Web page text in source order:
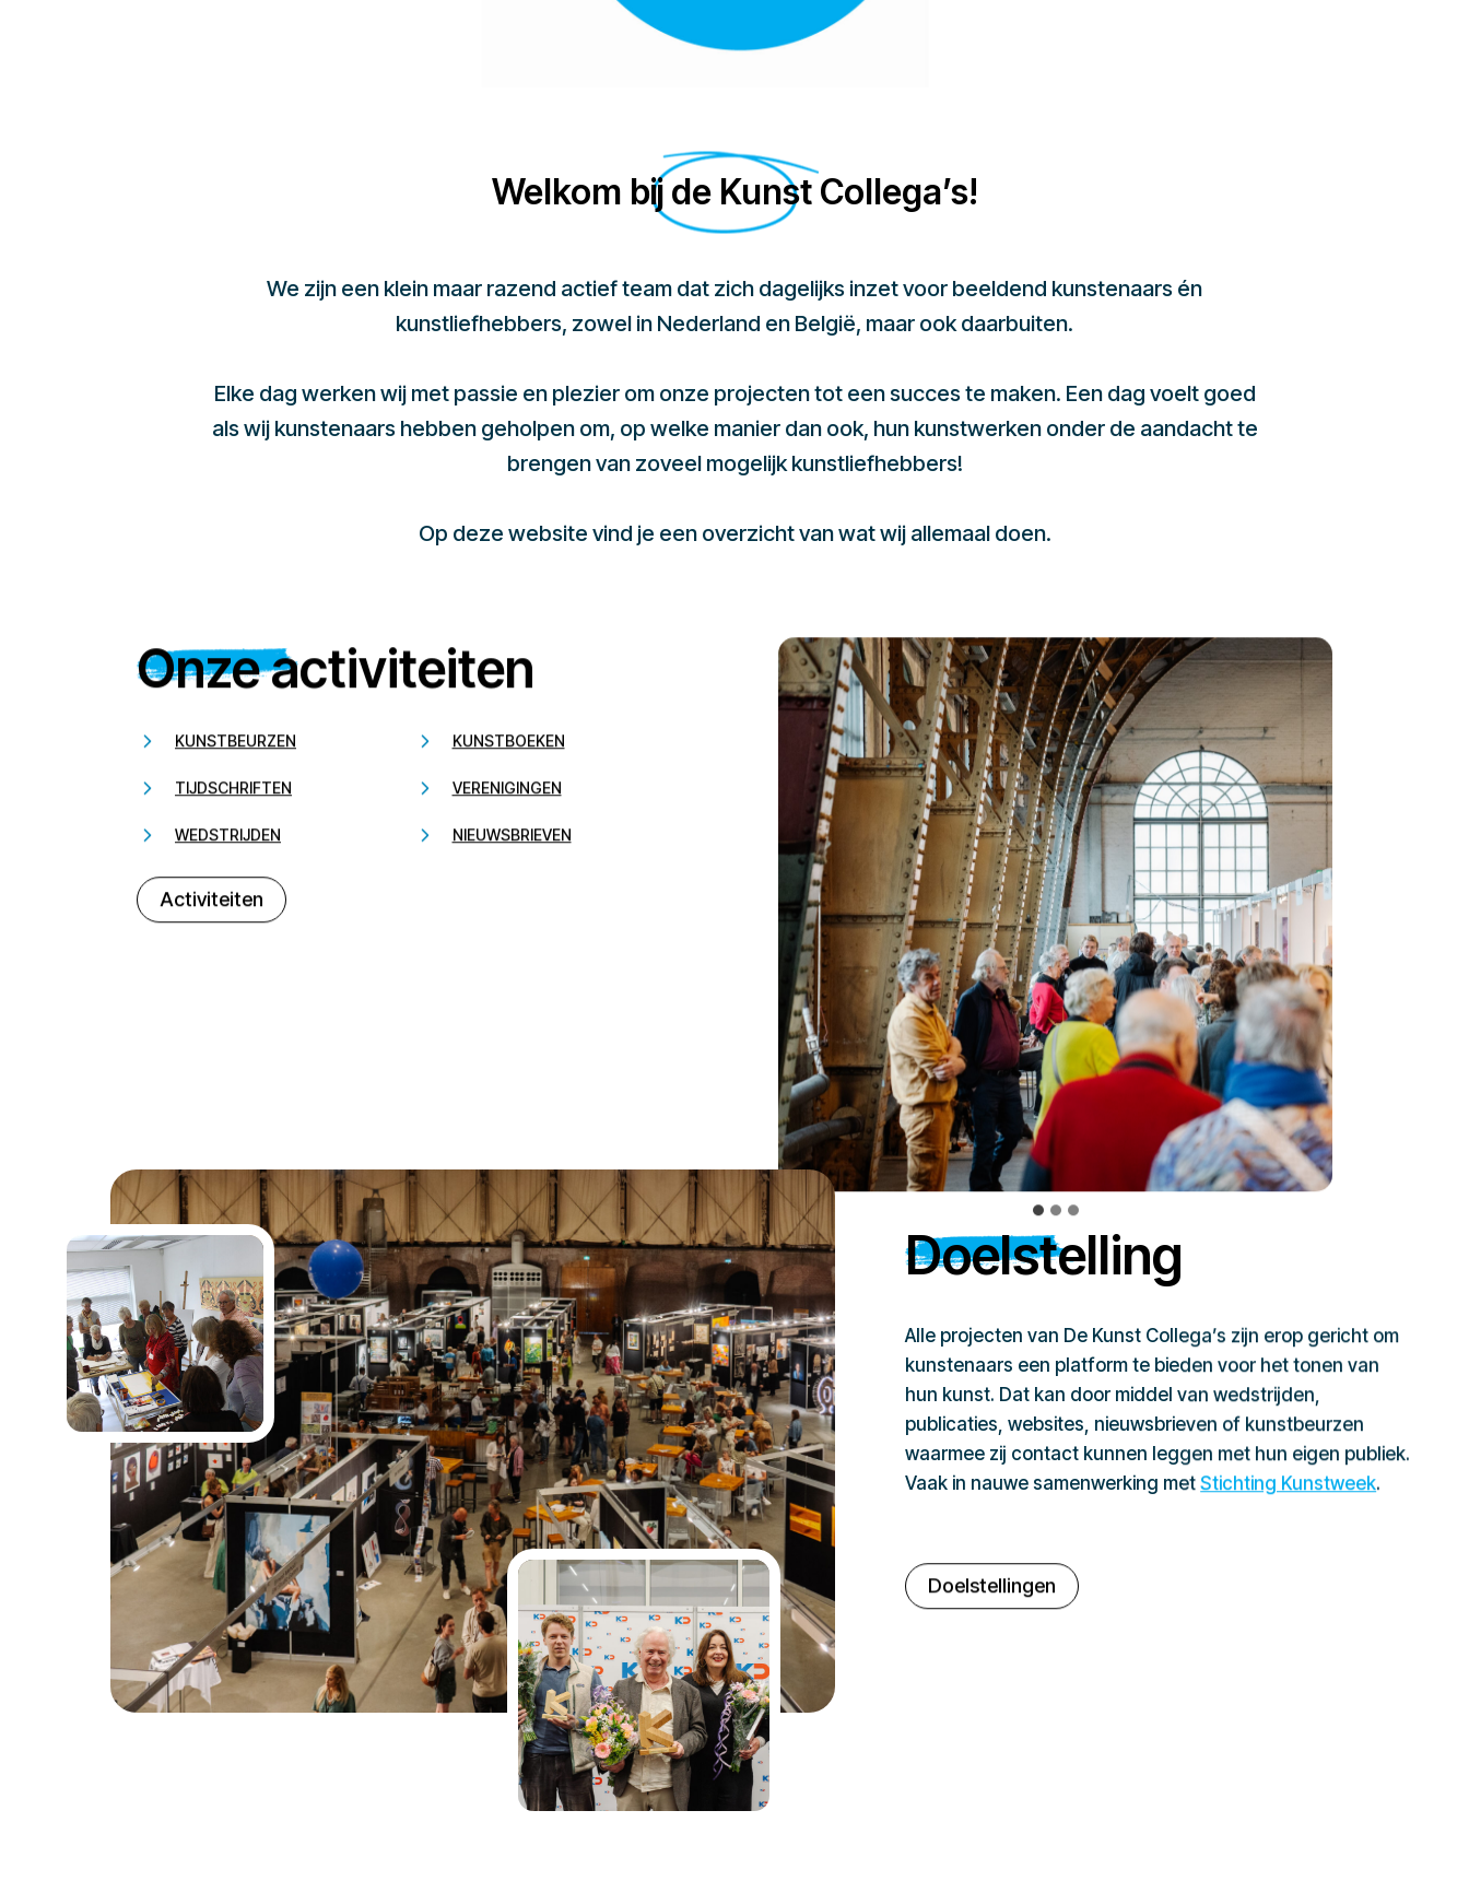
Welkom bij de Kunst Collega’s!
We zijn een klein maar razend actief team dat zich dagelijks inzet voor beeldend kunstenaars én
kunstliefhebbers, zowel in Nederland en België, maar ook daarbuiten.
Elke dag werken wij met passie en plezier om onze projecten tot een succes te maken. Een dag voelt goed
als wij kunstenaars hebben geholpen om, op welke manier dan ook, hun kunstwerken onder de aandacht te
brengen van zoveel mogelijk kunstliefhebbers!
Op deze website vind je een overzicht van wat wij allemaal doen.
Onze activiteiten
KUNSTBEURZEN KUNSTBOEKEN
TIJDSCHRIFTEN VERENIGINGEN
WEDSTRIJDEN NIEUWSBRIEVEN
Activiteiten
Doelstelling
Alle projecten van De Kunst Collega’s zijn erop gericht om
kunstenaars een platform te bieden voor het tonen van
hun kunst. Dat kan door middel van wedstrijden,
publicaties, websites, nieuwsbrieven of kunstbeurzen
waarmee zij contact kunnen leggen met hun eigen publiek.
Vaak in nauwe samenwerking metStichting Kunstweek.
Doelstellingen